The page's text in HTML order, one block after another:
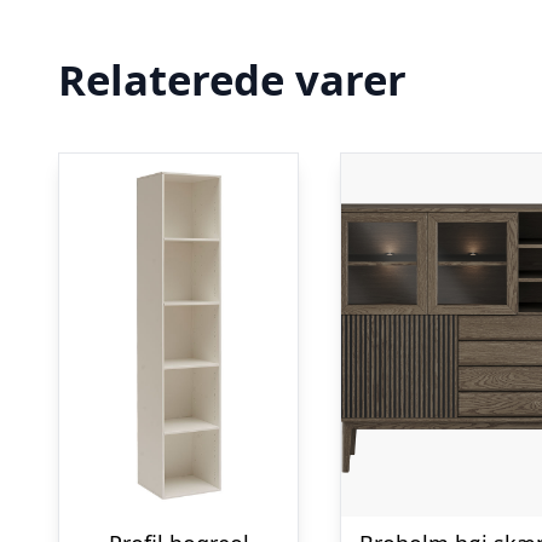
Relaterede varer